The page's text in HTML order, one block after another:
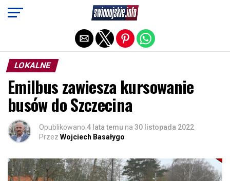
LOKALNE
Emilbus zawiesza kursowanie
busów do Szczecina
Opublikowano 4 lata temu na 30 listopada 2022
Przez Wojciech Basałygo
Exit mobile version